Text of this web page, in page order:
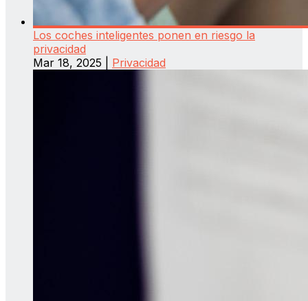
Los coches inteligentes ponen en riesgo la
privacidad
Mar 18, 2025
Privacidad